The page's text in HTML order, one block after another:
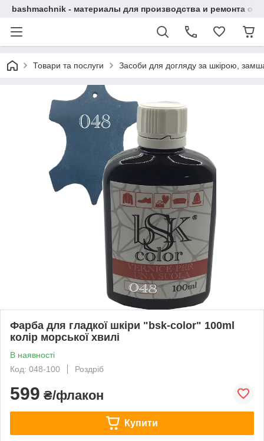
bashmachnik - материалы для производства и ремонта
Товари та послуги Засоби для догляду за шкірою,
Фарба для гладкої шкіри "bsk-color" 100ml
колір морської хвилі
В наявності
Код: 048-100
Роздріб
599 ₴/флакон
Купити